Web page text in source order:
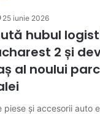
25 iunie 2026
hubul
2 și
al noului
piese și accesorii auto